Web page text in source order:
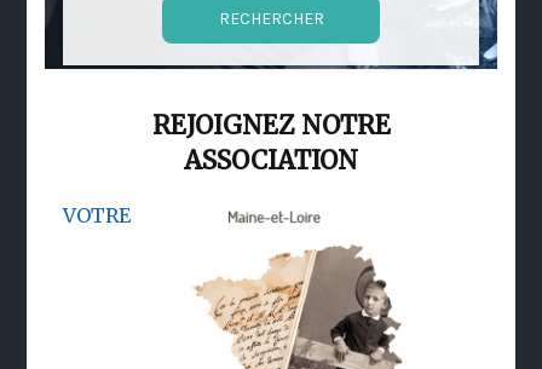
REJOIGNEZ NOTRE
ASSOCIATION
VOTRE